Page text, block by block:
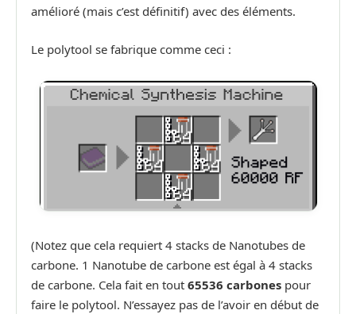
amélioré (mais c’est définitif) avec des éléments.
Le polytool se fabrique comme ceci :
(Notez que cela requiert 4 stacks de Nanotubes de
carbone. 1 Nanotube de carbone est égal à 4 stacks
de carbone. Cela fait en tout 65536 carbones pour
faire le polytool. N’essayez pas de l’avoir en début de